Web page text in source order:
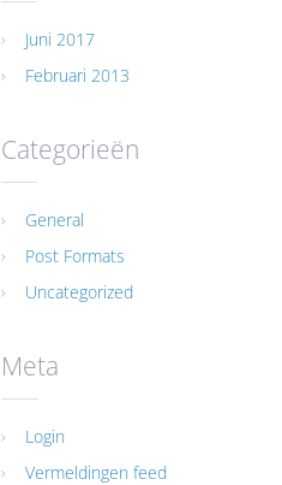
Juni 2017
Februari 2013
Categorieën
General
Post Formats
Uncategorized
Meta
Login
Vermeldingen feed